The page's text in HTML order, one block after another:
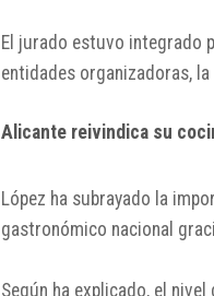
El jurado estuvo integrado
entidades organizadoras,
Alicante reivindica su
López ha subrayado la
gastronómico nacional
Según ha explicado, el